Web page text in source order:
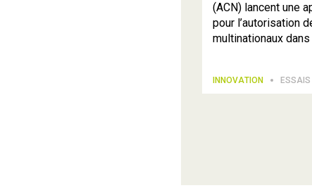
(ACN) lancent une
pour l’autorisation
multinationaux dans
INNOVATION ESSAIS